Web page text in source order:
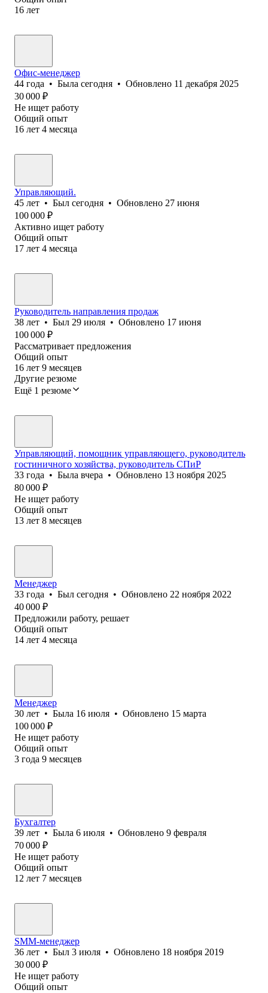
16 лет
Офис-менеджер
44 года • Была сегодня • Обновлено 11 декабря 2025
30 000 ₽
Не ищет работу
Общий опыт
16 лет 4 месяца
Управляющий.
45 лет • Был сегодня • Обновлено 27 июня
100 000 ₽
Активно ищет работу
Общий опыт
17 лет 4 месяца
Руководитель направления продаж
38 лет • Был 29 июля • Обновлено 17 июня
100 000 ₽
Рассматривает предложения
Общий опыт
16 лет 9 месяцев
Другие резюме
Ещё 1 резюме
Управляющий, помощник управляющего, руководитель
гостиничного хозяйства, руководитель СПиР
33 года • Была вчера • Обновлено 13 ноября 2025
80 000 ₽
Не ищет работу
Общий опыт
13 лет 8 месяцев
Менеджер
33 года • Был сегодня • Обновлено 22 ноября 2022
40 000 ₽
Предложили работу, решает
Общий опыт
14 лет 4 месяца
Менеджер
30 лет • Была 16 июля • Обновлено 15 марта
100 000 ₽
Не ищет работу
Общий опыт
3 года 9 месяцев
Бухгалтер
39 лет • Была 6 июля • Обновлено 9 февраля
70 000 ₽
Не ищет работу
Общий опыт
12 лет 7 месяцев
SMM-менеджер
36 лет • Был 3 июля • Обновлено 18 ноября 2019
30 000 ₽
Не ищет работу
Общий опыт